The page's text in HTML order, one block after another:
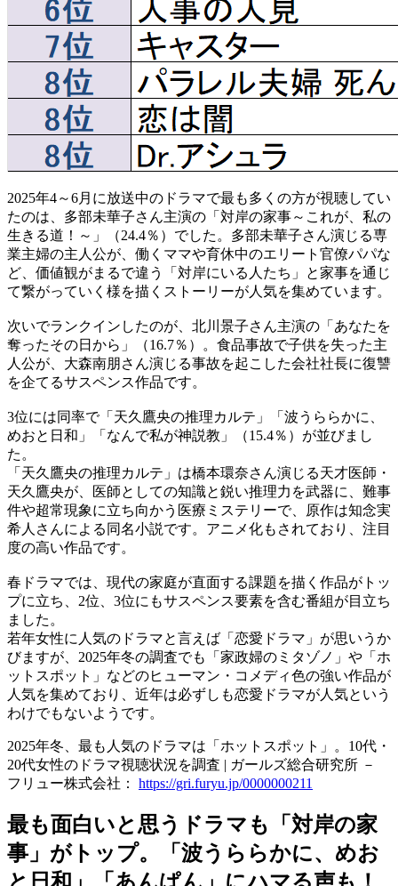
2025年4～6月に放送中のドラマで最も多くの方が視聴してい
たのは、多部未華子さん主演の「対岸の家事～これが、私の
生きる道！～」（24.4％）でした。多部未華子さん演じる専
業主婦の主人公が、働くママや育休中のエリート官僚パパな
ど、価値観がまるで違う「対岸にいる人たち」と家事を通じ
て繋がっていく様を描くストーリーが人気を集めています。
次いでランクインしたのが、北川景子さん主演の「あなたを
奪ったその日から」（16.7％）。食品事故で子供を失った主
人公が、大森南朋さん演じる事故を起こした会社社長に復讐
を企てるサスペンス作品です。
3位には同率で「天久鷹央の推理カルテ」「波うららかに、
めおと日和」「なんで私が神説教」（15.4％）が並びまし
た。
「天久鷹央の推理カルテ」は橋本環奈さん演じる天才医師・
天久鷹央が、医師としての知識と鋭い推理力を武器に、難事
件や超常現象に立ち向かう医療ミステリーで、原作は知念実
希人さんによる同名小説です。アニメ化もされており、注目
度の高い作品です。
春ドラマでは、現代の家庭が直面する課題を描く作品がトッ
プに立ち、2位、3位にもサスペンス要素を含む番組が目立ち
ました。
若年女性に人気のドラマと言えば「恋愛ドラマ」が思いうか
びますが、2025年冬の調査でも「家政婦のミタゾノ」や「ホ
ットスポット」などのヒューマン・コメディ色の強い作品が
人気を集めており、近年は必ずしも恋愛ドラマが人気という
わけでもないようです。
2025年冬、最も人気のドラマは「ホットスポット」。10代・
20代女性のドラマ視聴状況を調査 | ガールズ総合研究所 －
フリュー株式会社： https://gri.furyu.jp/0000000211
最も面白いと思うドラマも「対岸の家
事」がトップ。「波うららかに、めお